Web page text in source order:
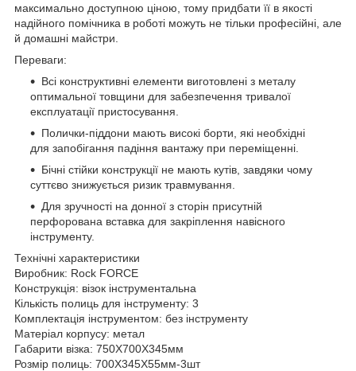
максимально доступною ціною, тому придбати її в якості
надійного помічника в роботі можуть не тільки професійні, але
й домашні майстри.
Переваги:
Всі конструктивні елементи виготовлені з металу
оптимальної товщини для забезпечення тривалої
експлуатації пристосування.
Полички-піддони мають високі борти, які необхідні
для запобігання падіння вантажу при переміщенні.
Бічні стійки конструкції не мають кутів, завдяки чому
суттєво знижується ризик травмування.
Для зручності на донної з сторін присутній
перфорована вставка для закріплення навісного
інструменту.
Технічні характеристики
Виробник: Rock FORCE
Конструкція: візок інструментальна
Кількість полиць для інструменту: 3
Комплектація інструментом: без інструменту
Матеріал корпусу: метал
Габарити візка: 750Х700Х345мм
Розмір полиць: 700Х345Х55мм-3шт